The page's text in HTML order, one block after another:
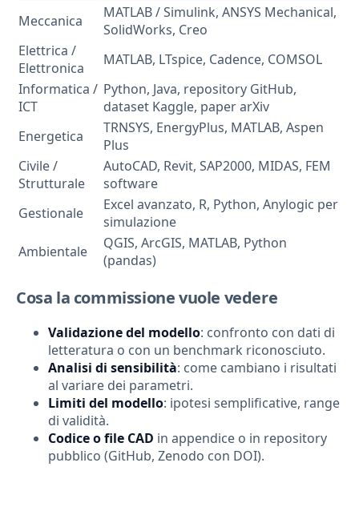
Meccanica
MATLAB / Simulink, ANSYS Mechanical,
SolidWorks, Creo
Elettrica /
Elettronica
MATLAB, LTspice, Cadence, COMSOL
Informatica /
ICT
Python, Java, repository GitHub,
dataset Kaggle, paper arXiv
Energetica
TRNSYS, EnergyPlus, MATLAB, Aspen
Plus
Civile /
Strutturale
AutoCAD, Revit, SAP2000, MIDAS, FEM
software
Gestionale
Excel avanzato, R, Python, Anylogic per
simulazione
Ambientale
QGIS, ArcGIS, MATLAB, Python
(pandas)
Cosa la commissione vuole vedere
Validazione del modello: confronto con dati di
letteratura o con un benchmark riconosciuto.
Analisi di sensibilità: come cambiano i risultati
al variare dei parametri.
Limiti del modello: ipotesi semplificative, range
di validità.
Codice o file CAD in appendice o in repository
pubblico (GitHub, Zenodo con DOI).